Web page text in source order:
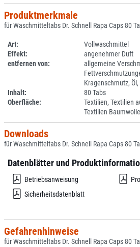
Produktmerkmale
für Waschmitteltabs Dr. Schnell Rapa Caps 80
Art:
Vollwaschmittel
Effekt:
angenehmer Duft
entfernen von:
allgemeine
Kragenschmutz, Öl,
Inhalt:
80 Tabs
Oberfläche:
Textilien, Textilien
Textilien
Downloads
für Waschmitteltabs Dr. Schnell Rapa Caps 80
Datenblätter und
Betriebsanweisung
Sicherheitsdatenblatt
Gefahrenhinweise
für Waschmitteltabs Dr. Schnell Rapa Caps 80